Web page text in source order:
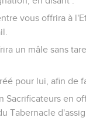
vous offrira à
un mâle sans
pour lui, afin de
Sacrificateurs en
Tabernacle